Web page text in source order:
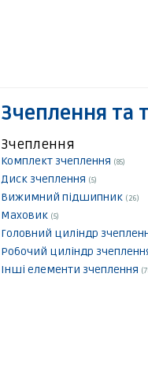
Зчеплення та
Зчеплення
Комплект зчеплення (85)
Диск зчеплення (5)
Вижимний підшипник (26)
Маховик (5)
Головний циліндр
Робочий циліндр
Інші елементи зчеплення